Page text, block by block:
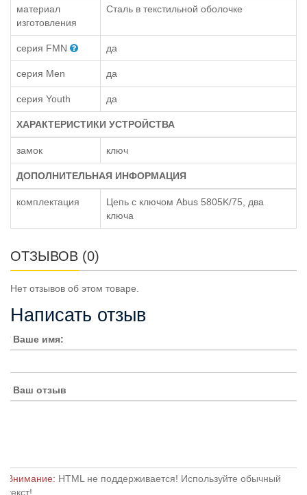
материал
изготовления
Сталь в текстильной оболочке
серия FMN да
серия Men да
серия Youth да
ХАРАКТЕРИСТИКИ УСТРОЙСТВА
замок ключ
ДОПОЛНИТЕЛЬНАЯ ИНФОРМАЦИЯ
комплектация
Цепь с ключом Abus 5805K/75, два
ключа
ОТЗЫВОВ (0)
Нет отзывов об этом товаре.
Написать отзыв
Ваше имя:
Ваш отзыв
Внимание: HTML не поддерживается! Используйте обычный
текст!